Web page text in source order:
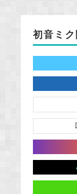
初音ミ